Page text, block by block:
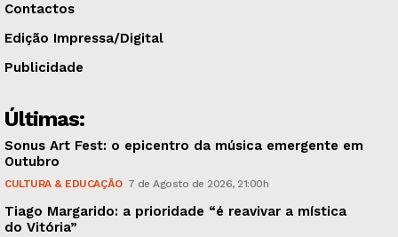
Contactos
Edição Impressa/Digital
Publicidade
Últimas:
Sonus Art Fest: o epicentro da música emergente em
Outubro
CULTURA & EDUCAÇÃO 7 de Agosto de 2026, 21:00h
Tiago Margarido: a prioridade “é reavivar a mística
do Vitória”